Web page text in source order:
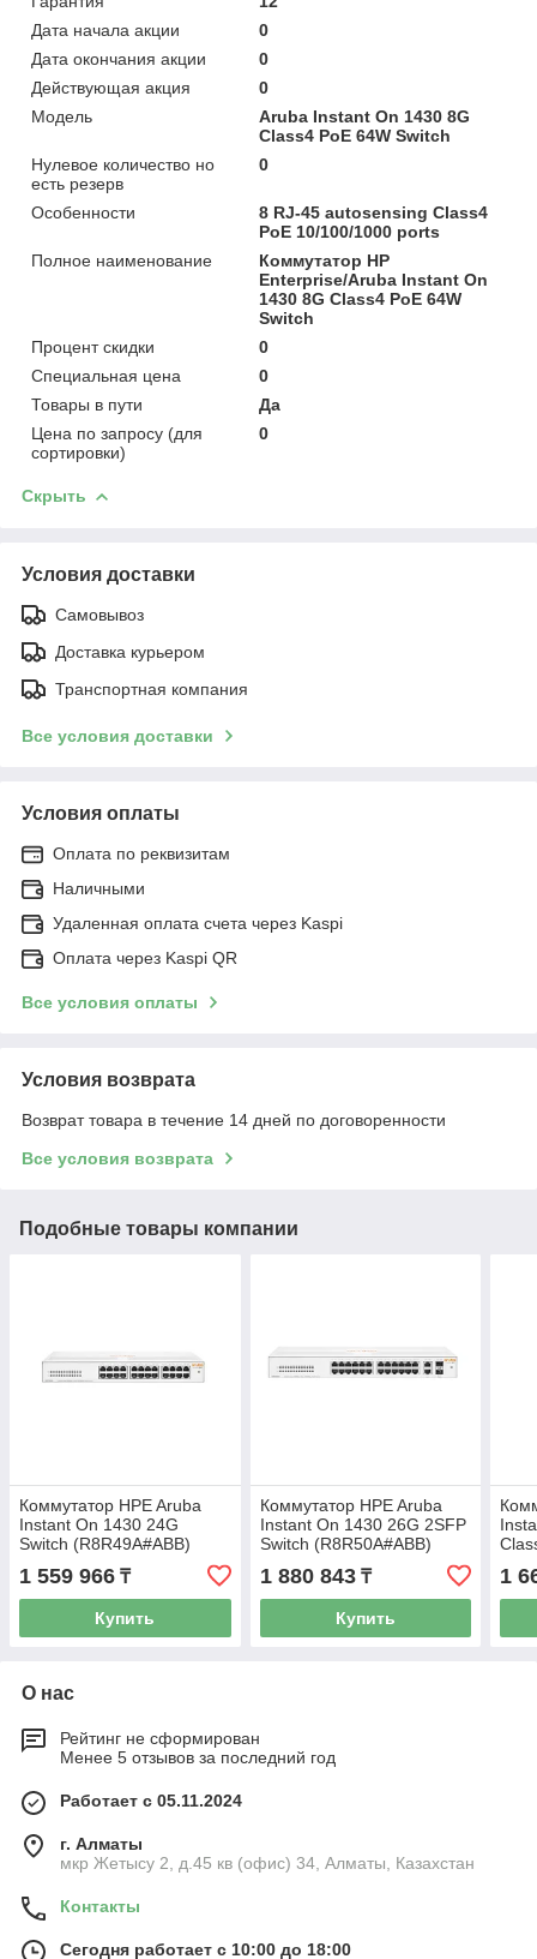
Дата начала акции
0
Дата окончания акции
0
Действующая акция
0
Модель
Aruba Instant On 1430 8G
Class4 PoE 64W Switch
Нулевое количество но
есть резерв
0
Особенности
8 RJ-45 autosensing Class4
PoE 10/100/1000 ports
Полное наименование
Коммутатор HP
Enterprise/Aruba Instant On
1430 8G Class4 PoE 64W
Switch
Процент скидки
0
Специальная цена
0
Товары в пути
Да
Цена по запросу (для
сортировки)
0
Скрыть
Условия доставки
Самовывоз
Доставка курьером
Транспортная компания
Все условия доставки
Условия оплаты
Оплата по реквизитам
Наличными
Удаленная оплата счета через Kaspi
Оплата через Kaspi QR
Все условия оплаты
Условия возврата
Возврат товара в течение 14 дней по договоренности
Все условия возврата
Подобные товары компании
Коммутатор HPE Aruba
Instant On 1430 24G
Switch (R8R49A#ABB)
1 559 966 ₸
Купить
Коммутатор HPE Aruba
Instant On 1430 26G 2SFP
Switch (R8R50A#ABB)
1 880 843₸
Купить
1
О нас
Рейтинг не сформирован
Менее 5 отзывов за последний год
Работает с 05.11.2024
г. Алматы
мкр Жетысу 2, д.45 кв (офис) 34, Алматы, Казахстан
Контакты
Сегодня работает с 10:00 до 18:00